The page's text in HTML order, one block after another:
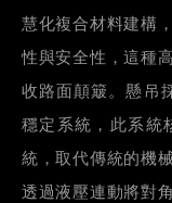
慧化複合材料建構
性與安全性，這種
收路面顛簸。懸吊
穩定系統，此系統
統，取代傳統的機
透過液壓連動將對